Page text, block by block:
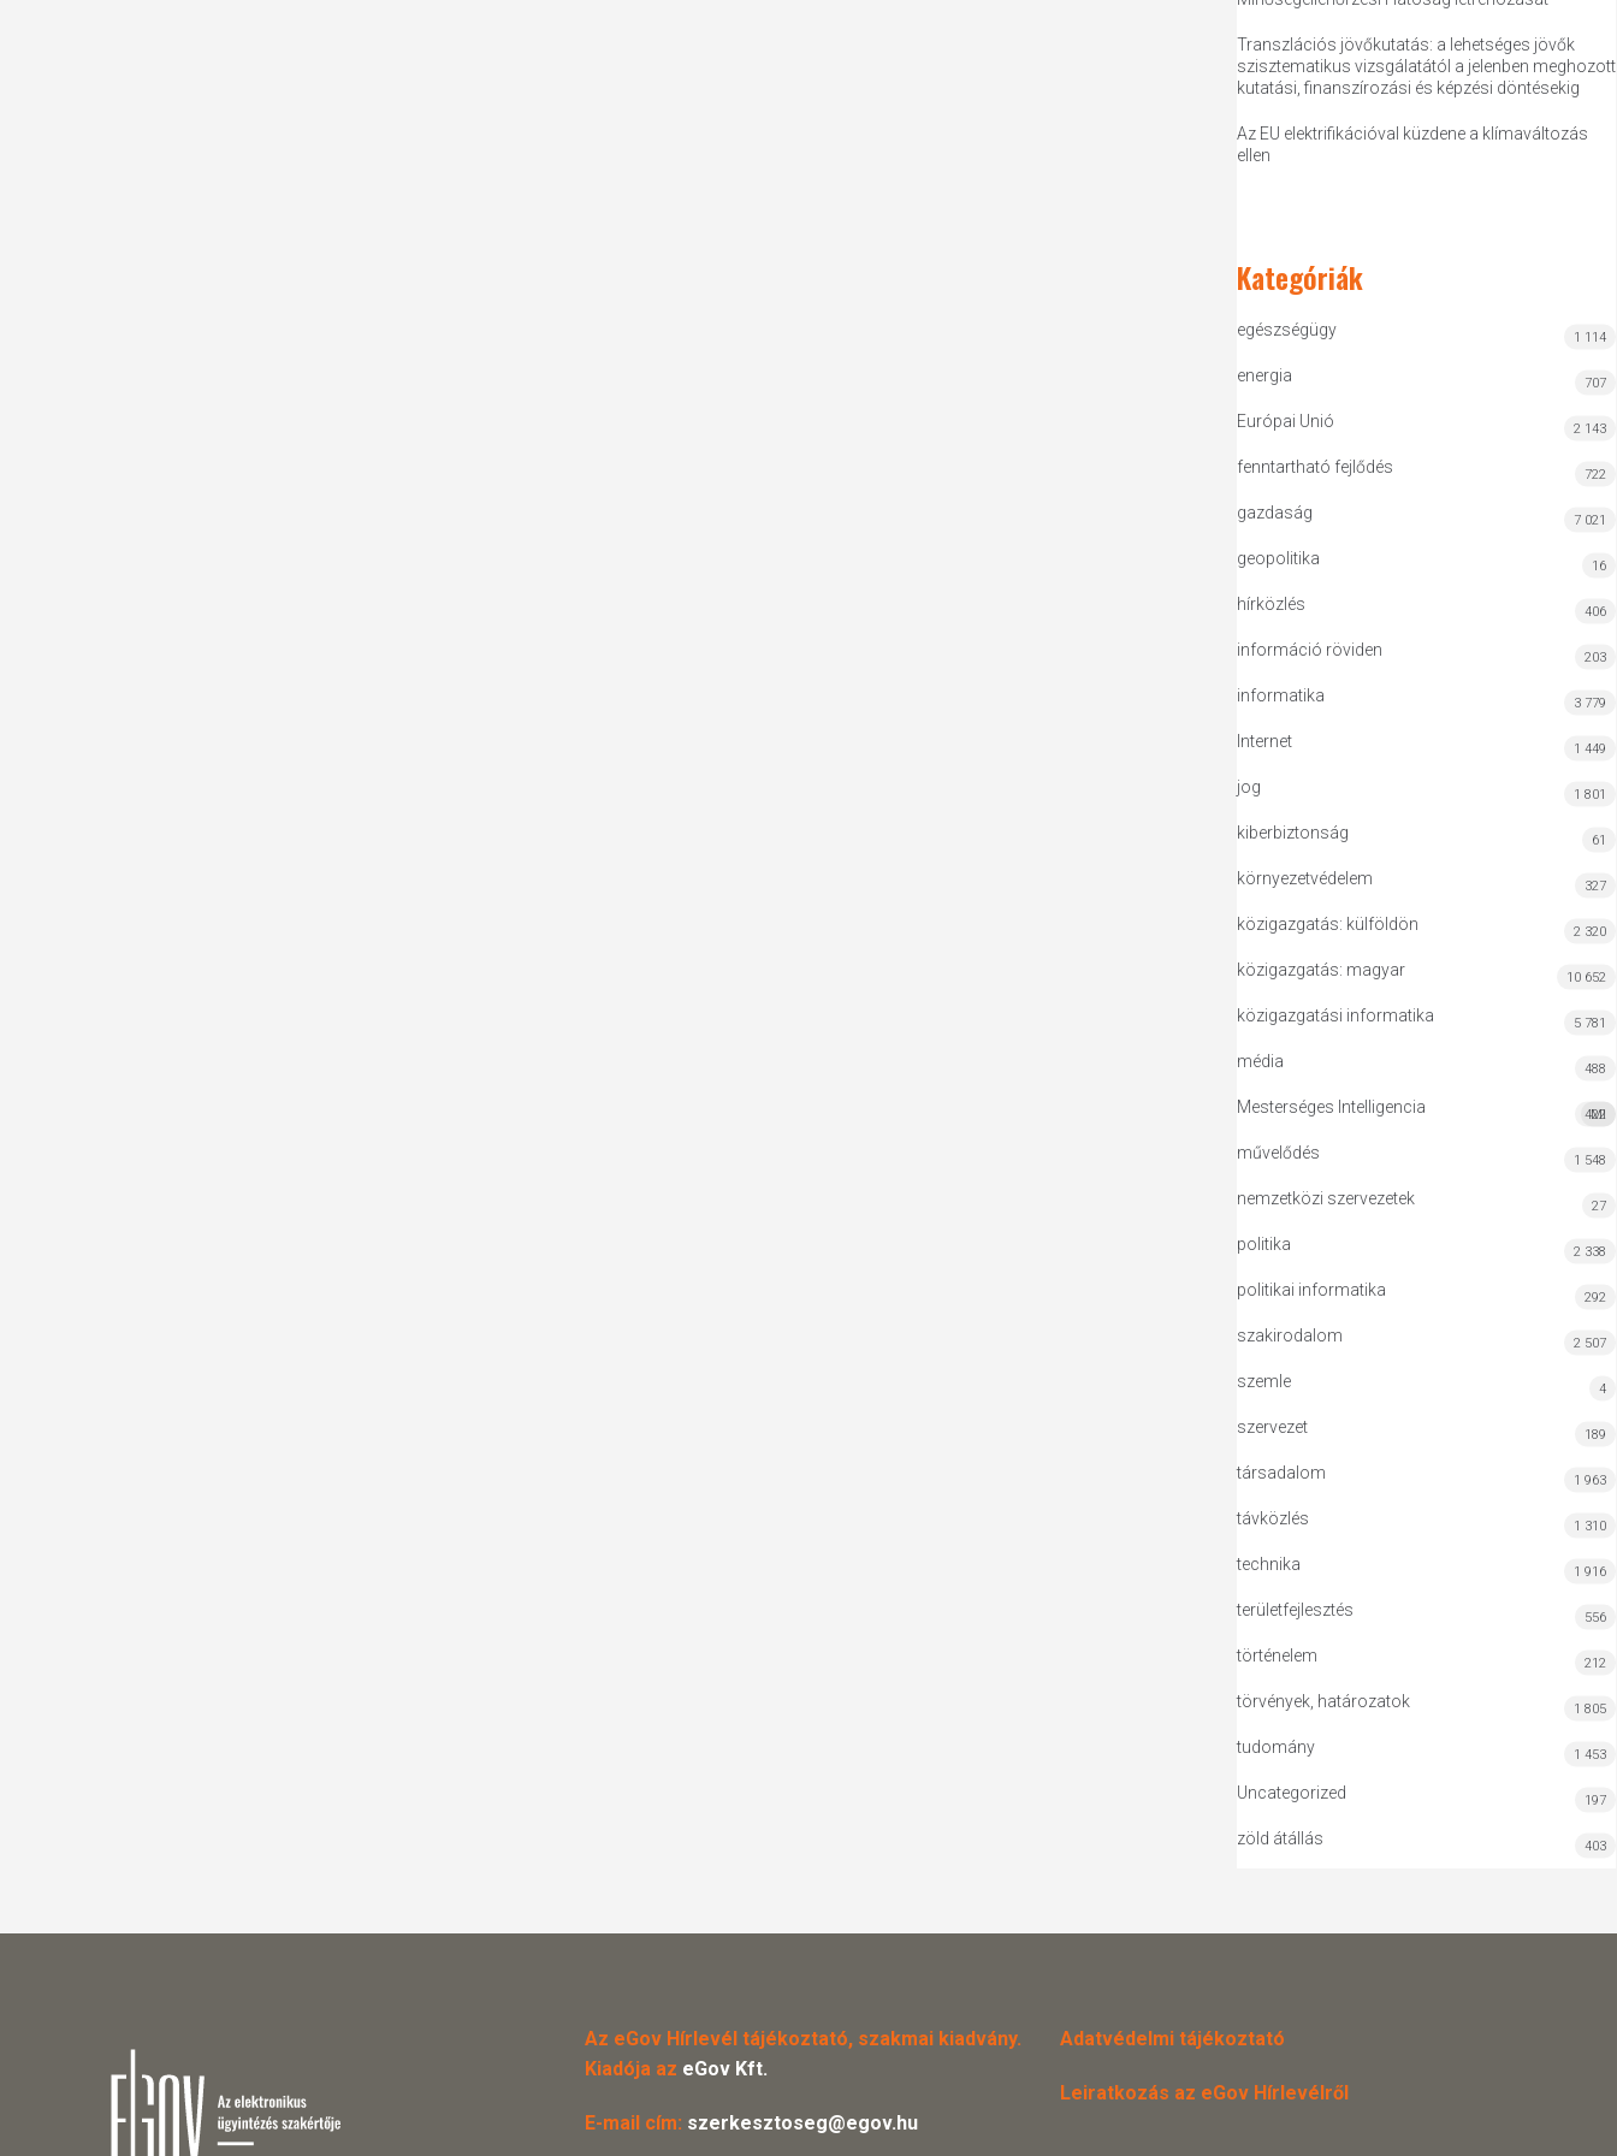
Transzlációs jövőkutatás: a lehetséges jövők
szisztematikus vizsgálatától a jelenben meghozott
kutatási, finanszírozási és képzési döntésekig
Az EU elektrifikációval küzdene a klímaváltozás
ellen
Kategóriák
egészségügy 1 114
energia 707
Európai Unió 2 143
fenntartható fejlődés 722
gazdaság 7 021
geopolitika 16
hírközlés 406
információ röviden 203
informatika 3 779
Internet 1 449
jog 1 801
kiberbiztonság 61
környezetvédelem 327
közigazgatás: külföldön 2 320
közigazgatás: magyar 10 652
közigazgatási informatika 5 781
média 488
Mesterséges Intelligencia MI
422
művelődés 1 548
nemzetközi szervezetek 27
politika 2 338
politikai informatika 292
szakirodalom 2 507
szemle 4
szervezet 189
társadalom 1 963
távközlés 1 310
technika 1 916
területfejlesztés 556
történelem 212
törvények, határozatok 1 805
tudomány 1 453
Uncategorized 197
zöld átállás 403
Az eGov Hírlevél tájékoztató, szakmai kiadvány.
Kiadója az eGov Kft.
E-mail cím: szerkesztoseg@egov.hu
Adatvédelmi tájékoztató
Leiratkozás az eGov Hírlevélről